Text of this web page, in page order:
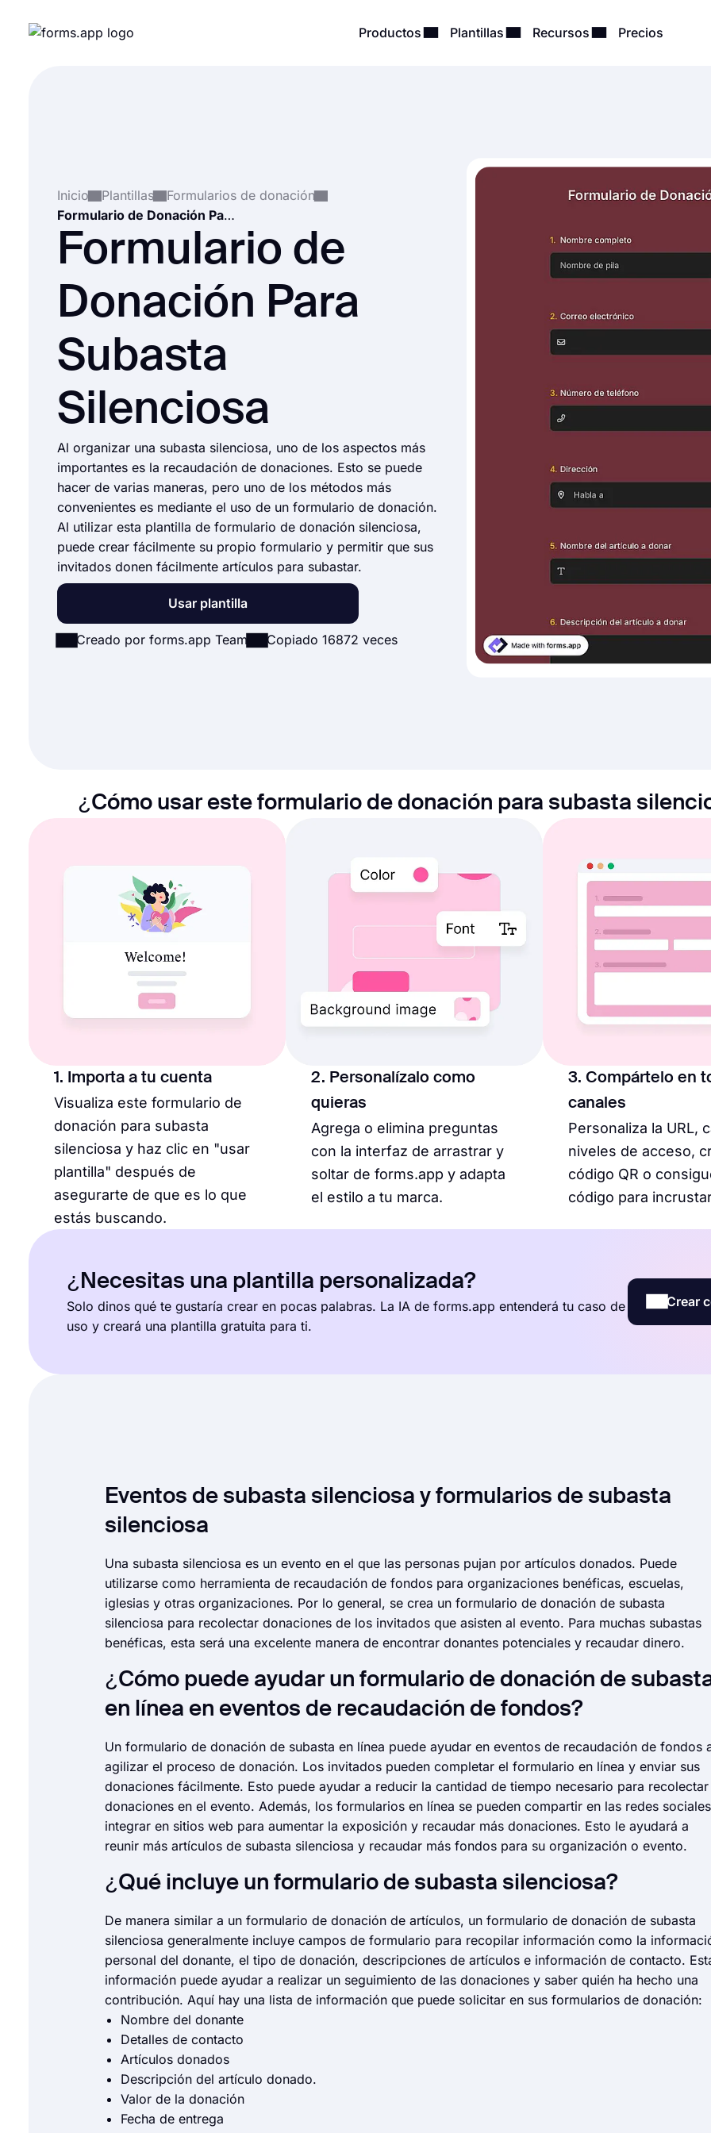
Productos Plantillas Recursos Precios
Inicio Plantillas
Formularios de donación
Formulario de Donación Para Subasta Silenciosa
Formulario de
Donación Para
Subasta
Silenciosa
Al organizar una subasta silenciosa, uno de los aspectos más
importantes es la recaudación de donaciones. Esto se puede
hacer de varias maneras, pero uno de los métodos más
convenientes es mediante el uso de un formulario de donación.
Al utilizar esta plantilla de formulario de donación silenciosa,
puede crear fácilmente su propio formulario y permitir que sus
invitados donen fácilmente artículos para subastar.
Usar plantilla
Creado por forms.app Team Copiado 16872 veces
¿Cómo usar este formulario de donación para subasta
1. Importa a tu cuenta
Visualiza este formulario de
donación para subasta
silenciosa y haz clic en "usar
plantilla" después de
asegurarte de que es lo que
estás buscando.
2. Personalízalo como
quieras
Agrega o elimina preguntas
con la interfaz de arrastrar y
soltar de forms.app y adapta
el estilo a tu marca.
3. Compártelo en
canales
Personaliza la URL,
niveles de acceso,
código QR o
código para
¿Necesitas una plantilla personalizada?
Solo dinos qué te gustaría crear en pocas palabras. La IA de forms.app entenderá tu caso de
uso y creará una plantilla gratuita para ti.
Crear
Eventos de subasta silenciosa y formularios de subasta
silenciosa
Una subasta silenciosa es un evento en el que las personas pujan por artículos donados. Puede
utilizarse como herramienta de recaudación de fondos para organizaciones benéficas, escuelas,
iglesias y otras organizaciones. Por lo general, se crea un formulario de donación de subasta
silenciosa para recolectar donaciones de los invitados que asisten al evento. Para muchas subastas
benéficas, esta será una excelente manera de encontrar donantes potenciales y recaudar dinero.
¿Cómo puede ayudar un formulario de donación de
en línea en eventos de recaudación de fondos?
Un formulario de donación de subasta en línea puede ayudar en eventos de recaudación de fondos
agilizar el proceso de donación. Los invitados pueden completar el formulario en línea y enviar sus
donaciones fácilmente. Esto puede ayudar a reducir la cantidad de tiempo necesario para recolectar
donaciones en el evento. Además, los formularios en línea se pueden compartir en las redes
integrar en sitios web para aumentar la exposición y recaudar más donaciones. Esto le ayudará a
reunir más artículos de subasta silenciosa y recaudar más fondos para su organización o evento.
¿Qué incluye un formulario de subasta silenciosa?
De manera similar a un formulario de donación de artículos, un formulario de donación de subasta
silenciosa generalmente incluye campos de formulario para recopilar información como la
personal del donante, el tipo de donación, descripciones de artículos e información de contacto.
información puede ayudar a realizar un seguimiento de las donaciones y saber quién ha hecho una
contribución. Aquí hay una lista de información que puede solicitar en sus formularios de donación:
Nombre del donante
Detalles de contacto
Artículos donados
Descripción del artículo donado.
Valor de la donación
Fecha de entrega